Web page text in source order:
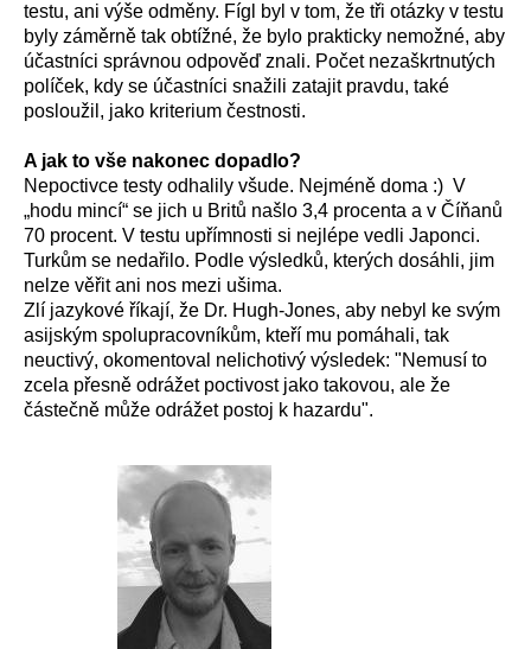
testu, ani výše odměny. Fígl byl v tom, že tři otázky v testu
byly záměrně tak obtížné, že bylo prakticky nemožné, aby
účastníci správnou odpověď znali. Počet nezaškrtnutých
políček, kdy se účastníci snažili zatajit pravdu, také
posloužil, jako kriterium čestnosti.
A jak to vše nakonec dopadlo?
Nepoctivce testy odhalily všude. Nejméně doma :) V
„hodu mincí“ se jich u Britů našlo 3,4 procenta a v Číňanů
70 procent. V testu upřímnosti si nejlépe vedli Japonci.
Turkům se nedařilo. Podle výsledků, kterých dosáhli, jim
nelze věřit ani nos mezi ušima.
Zlí jazykové říkají, že Dr. Hugh-Jones, aby nebyl ke svým
asijským spolupracovníkům, kteří mu pomáhali, tak
neuctivý, okomentoval nelichotivý výsledek: "Nemusí to
zcela přesně odrážet poctivost jako takovou, ale že
částečně může odrážet postoj k hazardu".